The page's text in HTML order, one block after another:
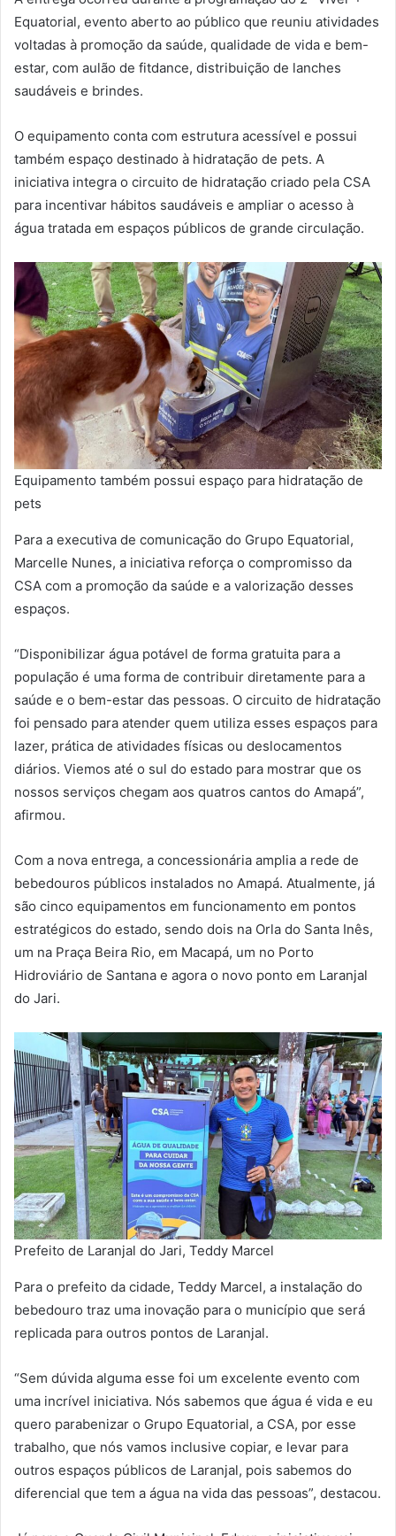
Equatorial, evento aberto ao público que reuniu atividades
voltadas à promoção da saúde, qualidade de vida e bem-
estar, com aulão de fitdance, distribuição de lanches
saudáveis e brindes.
O equipamento conta com estrutura acessível e possui
também espaço destinado à hidratação de pets. A
iniciativa integra o circuito de hidratação criado pela CSA
para incentivar hábitos saudáveis e ampliar o acesso à
água tratada em espaços públicos de grande circulação.
Equipamento também possui espaço para hidratação de
pets
Para a executiva de comunicação do Grupo Equatorial,
Marcelle Nunes, a iniciativa reforça o compromisso da
CSA com a promoção da saúde e a valorização desses
espaços.
“Disponibilizar água potável de forma gratuita para a
população é uma forma de contribuir diretamente para a
saúde e o bem-estar das pessoas. O circuito de hidratação
foi pensado para atender quem utiliza esses espaços para
lazer, prática de atividades físicas ou deslocamentos
diários. Viemos até o sul do estado para mostrar que os
nossos serviços chegam aos quatros cantos do Amapá”,
afirmou.
Com a nova entrega, a concessionária amplia a rede de
bebedouros públicos instalados no Amapá. Atualmente, já
são cinco equipamentos em funcionamento em pontos
estratégicos do estado, sendo dois na Orla do Santa Inês,
um na Praça Beira Rio, em Macapá, um no Porto
Hidroviário de Santana e agora o novo ponto em Laranjal
do Jari.
Prefeito de Laranjal do Jari, Teddy Marcel
Para o prefeito da cidade, Teddy Marcel, a instalação do
bebedouro traz uma inovação para o município que será
replicada para outros pontos de Laranjal.
“Sem dúvida alguma esse foi um excelente evento com
uma incrível iniciativa. Nós sabemos que água é vida e eu
quero parabenizar o Grupo Equatorial, a CSA, por esse
trabalho, que nós vamos inclusive copiar, e levar para
outros espaços públicos de Laranjal, pois sabemos do
diferencial que tem a água na vida das pessoas”, destacou.